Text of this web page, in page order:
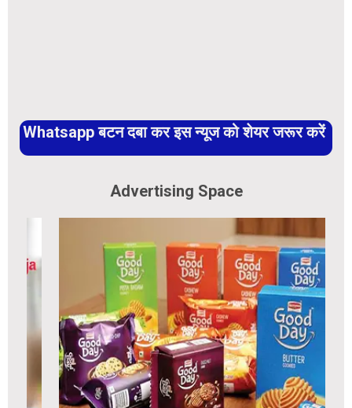
Whatsapp बटन दबा कर इस न्यूज को शेयर जरूर करें
Advertising Space